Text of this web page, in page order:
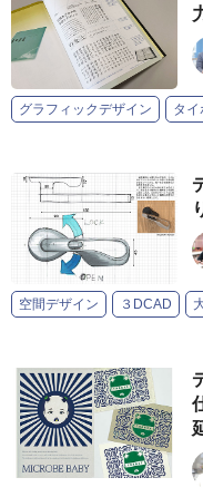
グラフィックデザイン タイ
空間デザイン ３DCAD